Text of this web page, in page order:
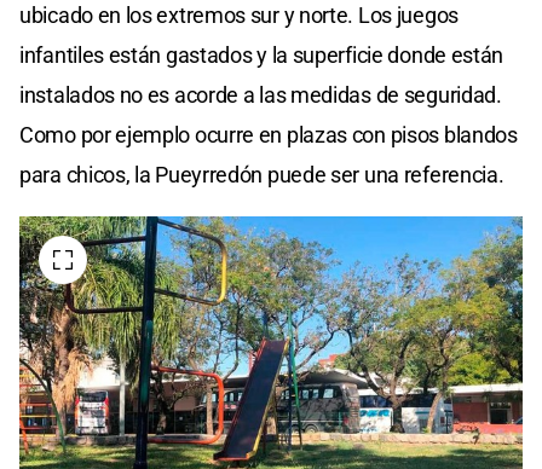
ubicado en los extremos sur y norte. Los juegos
infantiles están gastados y la superficie donde están
instalados no es acorde a las medidas de seguridad.
Como por ejemplo ocurre en plazas con pisos blandos
para chicos, la Pueyrredón puede ser una referencia.